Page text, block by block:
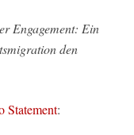
Engagement: Ein
den
Statement: